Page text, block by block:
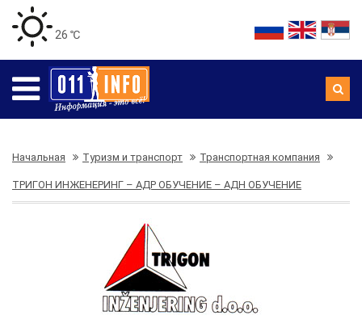
26 ℃
Начальная Туризм и транспорт Транспортная компания
ТРИГОН ИНЖЕНЕРИНГ – АДР ОБУЧЕНИЕ – АДН ОБУЧЕНИЕ